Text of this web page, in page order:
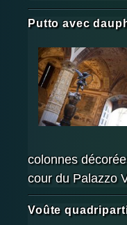
Putto avec
colonnes
cour du Palazzo
Voûte